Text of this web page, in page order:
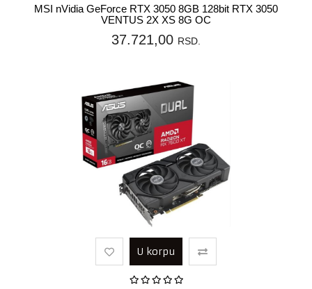
MSI nVidia GeForce RTX 3050 8GB 128bit RTX 3050
VENTUS 2X XS 8G OC
37.721,00 RSD.
U korpu